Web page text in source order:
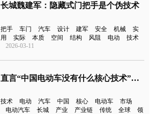
长城魏建军：隐藏式门把手是个伪技术
把手 车门 汽车 设计 建军 安全 机械
实
用
实际 本质 空间 结构 风阻 电动
技术
2026-03-11
直言“中国电动车没有什么核心技术”！魏建军被批
技术 电动 汽车 中国 核心 电动车
市场
电动汽车
长城 产业 产业链 传统 全球
领